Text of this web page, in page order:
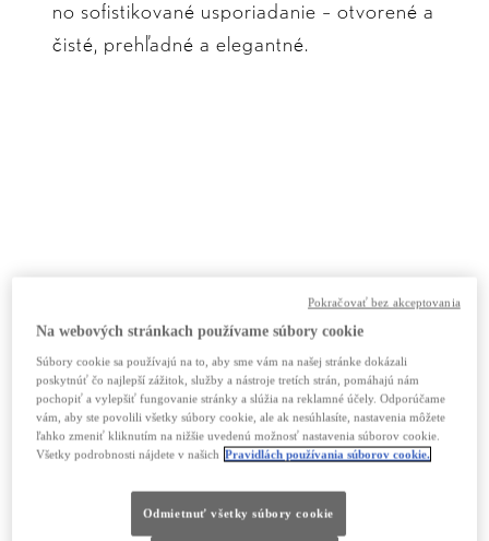
no sofistikované usporiadanie – otvorené a
čisté, prehľadné a elegantné.
Zostavte si svoje ES
Na webových stránkach používame súbory cookie
Súbory cookie sa používajú na to, aby sme vám na našej stránke dokázali
poskytnúť čo najlepší zážitok, služby a nástroje tretích strán, pomáhajú nám
pochopiť a vylepšiť fungovanie stránky a slúžia na reklamné účely. Odporúčame
vám, aby ste povolili všetky súbory cookie, ale ak nesúhlasíte, nastavenia môžete
ľahko zmeniť kliknutím na nižšie uvedenú možnosť nastavenia súborov cookie.
Všetky podrobnosti nájdete v našich Pravidlách používania súborov cookie.
Odmietnuť všetky súbory cookie
Pokračovať bez akceptovania